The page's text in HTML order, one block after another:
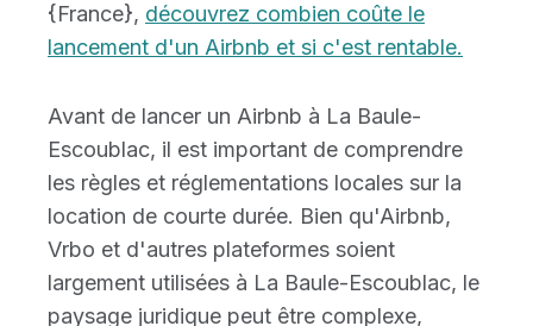
{France}, découvrez combien coûte le
lancement d'un Airbnb et si c'est rentable.
Avant de lancer un Airbnb à La Baule-
Escoublac, il est important de comprendre
les règles et réglementations locales sur la
location de courte durée. Bien qu'Airbnb,
Vrbo et d'autres plateformes soient
largement utilisées à La Baule-Escoublac, le
paysage juridique peut être complexe,